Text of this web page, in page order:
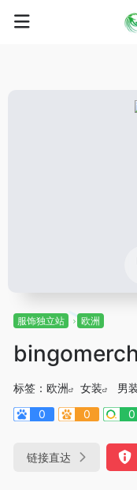
服饰独立站 欧洲
bingomerch
标签： 欧洲 女装 男
0
0 0
链接直达